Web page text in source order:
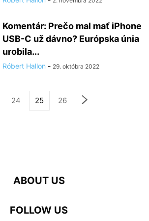
Komentár: Prečo mal mať iPhone
USB-C už dávno? Európska únia
urobila...
Róbert Hallon - 29. októbra 2022
24 25 26
ABOUT US
FOLLOW US